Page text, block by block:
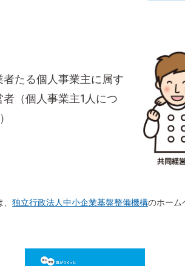
者たる個人事業主に属す
者（個人事業主1人につ
独立行政法人中小企業基盤整備機構のホーム